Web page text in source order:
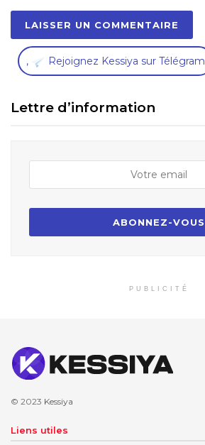
, Rejoignez Kessiya sur Télégram
Lettre d’information
PUBLICITÉ
© 2023 Kessiya
Liens utiles